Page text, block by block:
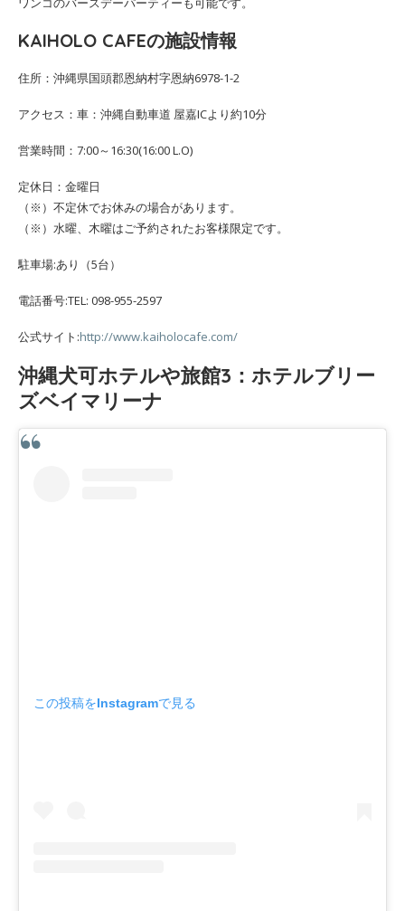
KAIHOLO CAFEの施設情報
住所：沖縄県国頭郡恩納村字恩納6978-1-2
アクセス：車：沖縄自動車道 屋嘉ICより約10分
営業時間：7:00～16:30(16:00 L.O)
定休日：金曜日
（※）不定休でお休みの場合があります。
（※）水曜、木曜はご予約されたお客様限定です。
駐車場:あり（5台）
電話番号:TEL: 098-955-2597
公式サイト:http://www.kaiholocafe.com/
沖縄犬可ホテルや旅館3：ホテルブリー
ズベイマリーナ
この投稿をInstagramで見る